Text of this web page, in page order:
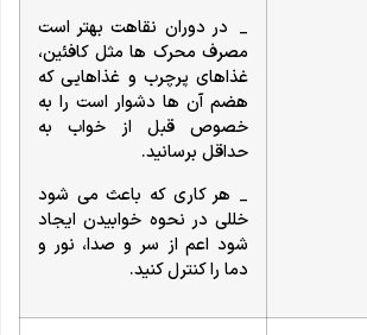
_ در دوران نقاهت بهتر است
مصرف محرک ها مثل کافئین،
غذاهای پرچرب و غذاهایی که
هضم آن ها دشوار است را به
خصوص قبل از خواب به
حداقل برسانید.
_ هر کاری که باعث می شود
خللی در نحوه خوابیدن ایجاد
شود اعم از سر و صدا، نور و
دما را کنترل کنید.